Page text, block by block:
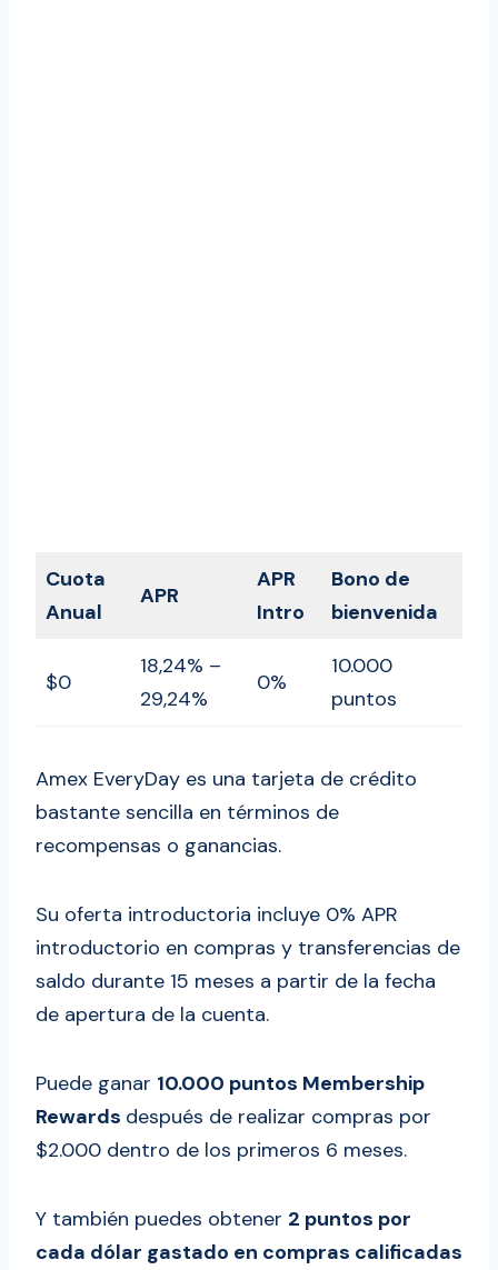
Cuota
Anual
APR
APR
Intro
Bono de
bienvenida
$0
18,24% –
29,24%
0%
10.000
puntos
Amex EveryDay es una tarjeta de crédito
bastante sencilla en términos de
recompensas o ganancias.
Su oferta introductoria incluye 0% APR
introductorio en compras y transferencias de
saldo durante 15 meses a partir de la fecha
de apertura de la cuenta.
Puede ganar 10.000 puntos Membership
Rewards después de realizar compras por
$2.000 dentro de los primeros 6 meses.
Y también puedes obtener 2 puntos por
cada dólar gastado en compras calificadas